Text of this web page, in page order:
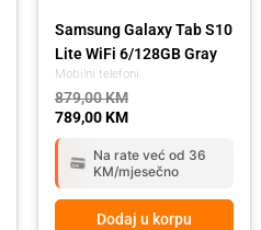
Mobilni telefoni
Samsung Galaxy Tab S10
Lite WiFi 6/128GB Gray
879,00KM
789,00KM
Na rate već od 36
KM/mjesečno
Dodaj u korpu